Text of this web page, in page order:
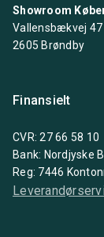
Showroom
Vallensbækvej 47
2605 Brøndby
Finansielt
CVR: 27 66 58 10
Bank: Nordjyske
Reg: 7446